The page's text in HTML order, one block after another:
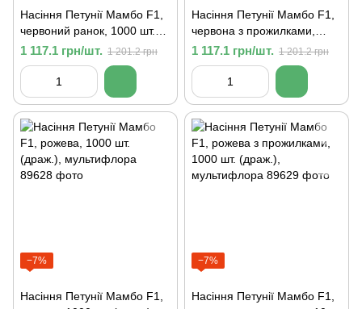
Насіння Петунії Мамбо F1,
червоний ранок, 1000 шт.
(драж.), мультифлора
1 117.1 грн/шт. 1 201.2 грн
Насіння Петунії Мамбо F1,
червона з прожилками,
1000 шт. (драж.),
мультифлора
1 117.1 грн/шт. 1 201.2 грн
−7%
Насіння Петунії Мамбо F1,
−7%
Насіння Петунії Мамбо F1,